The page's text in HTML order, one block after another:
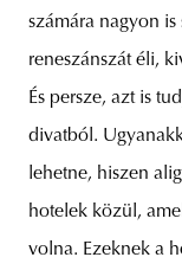
számára nagyon is
reneszánszát éli,
És persze, azt is
divatból.
lehetne, hiszen
hotelek közül,
volna. Ezeknek a